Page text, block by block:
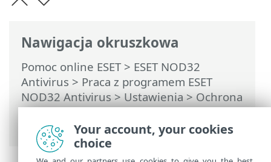
Nawigacja okruszkowa
Pomoc online ESET> ESET NOD32
Antivirus > Praca z programem ESET
NOD32 Antivirus>Ustawienia>Ochrona
internetowa> Ochrona przed atakami
typu „phishing”Your account, your cookies
choice